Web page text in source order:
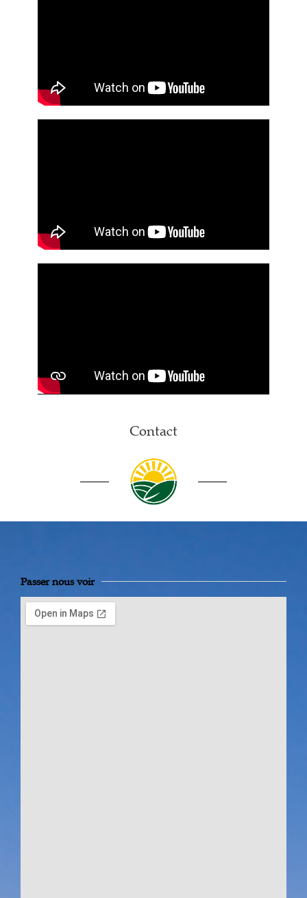
Contact
Passer nous voir